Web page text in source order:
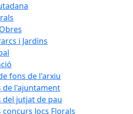
i Jardins
fons de l'arxiu
de l'ajuntament
del jutjat de pau
concurs Jocs Florals